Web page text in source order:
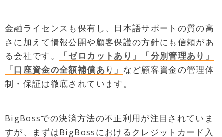
金融ライセンスも保有し、日本語サポートの質の高
さに加えて情報公開や顧客保護の方針にも信頼があ
る会社です。
「ゼロカットあり」「分別管理あり」
「口座資金の全額補償あり」 など顧客資金の管理体
制・保証は徹底されています。
BigBossでの決済方法の不正利用が注目されていま
すが、まずはBigBossにおけるクレジットカード入